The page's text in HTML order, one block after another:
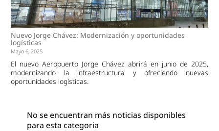
Nuevo Jorge Chávez: Modernización y oportunidades
logísticas
Mayo 6, 2025
El nuevo Aeropuerto Jorge Chávez abrirá en junio de 2025,
modernizando la infraestructura y ofreciendo nuevas
oportunidades logísticas.
No se encuentran más noticias disponibles
para esta categoria